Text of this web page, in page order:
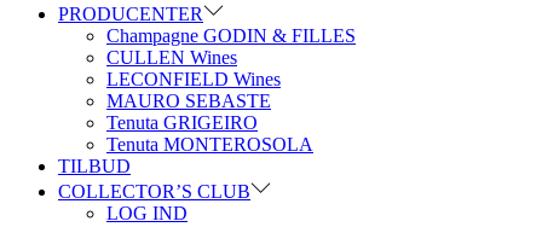
PRODUCENTER
Champagne GODIN & FILLES
CULLEN Wines
LECONFIELD Wines
MAURO SEBASTE
Tenuta GRIGEIRO
Tenuta MONTEROSOLA
TILBUD
COLLECTOR’S CLUB
LOG IND